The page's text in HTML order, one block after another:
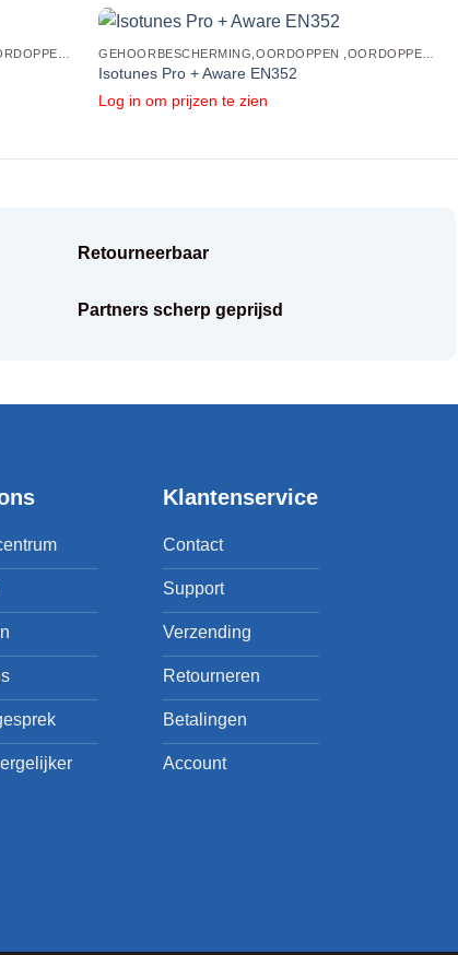
Isotunes Pro + Aware EN352
Log in om prijzen te zien
Retourneerbaar
Partners scherp geprijsd
Klantenservice
Contact
Support
Verzending
Retourneren
Betalingen
Account